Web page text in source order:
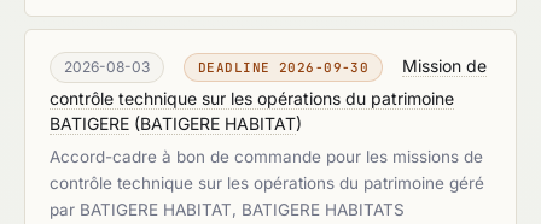
2026-08-03 DEADLINE 2026-09-30
Mission de
contrôle technique sur les opérations du patrimoine
BATIGERE (BATIGERE HABITAT)
Accord-cadre à bon de commande pour les missions de
contrôle technique sur les opérations du patrimoine géré
par BATIGERE HABITAT, BATIGERE HABITATS